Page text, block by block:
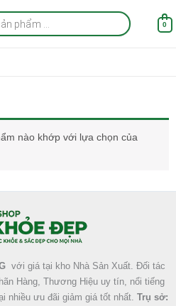
0
nào khớp với lựa chọn của
với giá tại kho Nhà Sản Xuất. Đối tác
Hàng, Thương Hiệu uy tín, nổi tiếng
nhiều ưu đãi giảm giá tốt nhất. Trụ sở: